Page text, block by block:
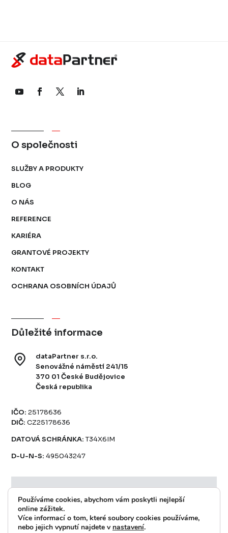
O společnosti
SLUŽBY A PRODUKTY
BLOG
O NÁS
REFERENCE
KARIÉRA
GRANTOVÉ PROJEKTY
KONTAKT
OCHRANA OSOBNÍCH ÚDAJŮ
Důležité informace
dataPartner s.r.o.
Senovážné náměstí 241/15
370 01 České Budějovice
Česká republika
IČO:25178636
DIČ:CZ25178636
DATOVÁ SCHRÁNKA:T34X6IM
D-U-N-S:495043247
Helpdesk
Používáme cookies, abychom vám poskytli nejlepší
online zážitek.
Více informací o tom, které soubory cookies používáme,
nebo jejich vypnutí najdete v nastavení.